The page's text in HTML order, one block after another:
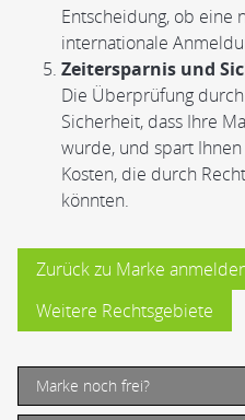
Entscheidung, ob eine
internationale
Zeitersparnis und
Die Überprüfung
Sicherheit, dass Ihre
wurde, und spart
Kosten, die durch
könnten.
Zurück zu Marke
Weitere Rechtsgebiete
Marke noch frei?